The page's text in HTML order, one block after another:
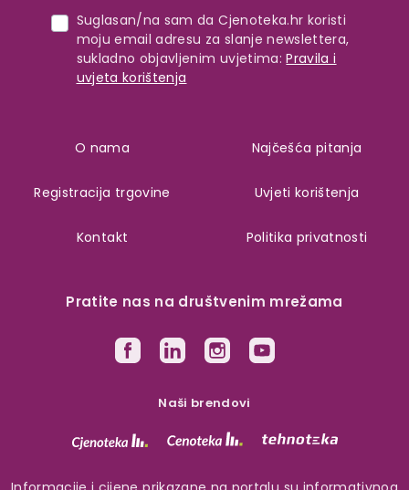
Suglasan/na sam da Cjenoteka.hr koristi
moju email adresu za slanje newslettera,
sukladno objavljenim uvjetima: Pravila i
uvjeta korištenja
Pratite nas na društvenim mrežama
Naši brendovi
O nama
Registracija trgovine
Kontakt
Najčešća pitanja
Uvjeti korištenja
Politika privatnosti